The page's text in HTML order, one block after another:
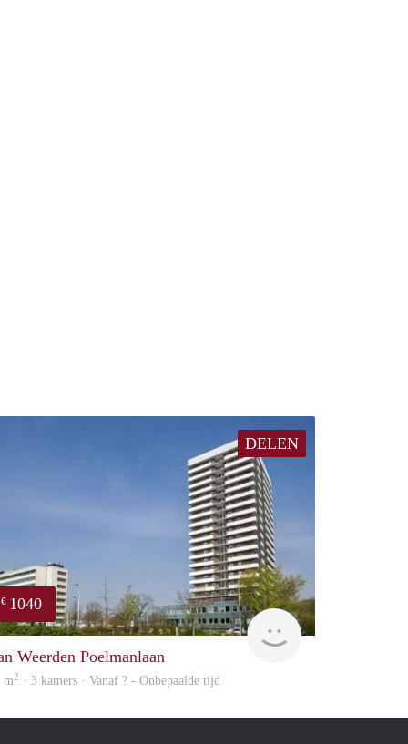
DELEN
€ 1040
finder
Weerden Poelmanlaan
m2 · 3 kamers · Vanaf ? - Onbepaalde tijd